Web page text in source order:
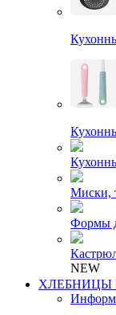
Миски,
Формы
NEW
ХЛЕБНИЦЫ